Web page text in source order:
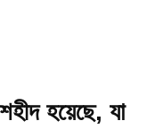
হয়েছে, যা